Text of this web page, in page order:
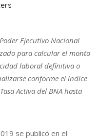
Ejecutivo Nacional
para calcular el monto
laboral definitiva o
conforme el índice
Activa del BNA hasta
se publicó en el